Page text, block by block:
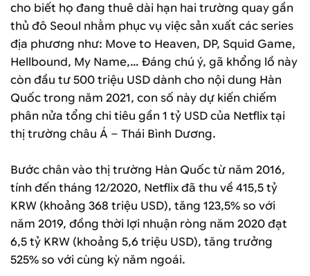
cho biết họ đang thuê dài hạn hai trường quay gần
thủ đô Seoul nhằm phục vụ việc sản xuất các series
địa phương như: Move to Heaven, DP, Squid Game,
Hellbound, My Name,… Đáng chú ý, gã khổng lồ này
còn đầu tư 500 triệu USD dành cho nội dung Hàn
Quốc trong năm 2021, con số này dự kiến chiếm
phân nửa tổng chi tiêu gần 1 tỷ USD của Netflix tại
thị trường châu Á – Thái Bình Dương.
Bước chân vào thị trường Hàn Quốc từ năm 2016,
tính đến tháng 12/2020, Netflix đã thu về 415,5 tỷ
KRW (khoảng 368 triệu USD), tăng 123,5% so với
năm 2019, đồng thời lợi nhuận ròng năm 2020 đạt
6,5 tỷ KRW (khoảng 5,6 triệu USD), tăng trưởng
525% so với cùng kỳ năm ngoái.